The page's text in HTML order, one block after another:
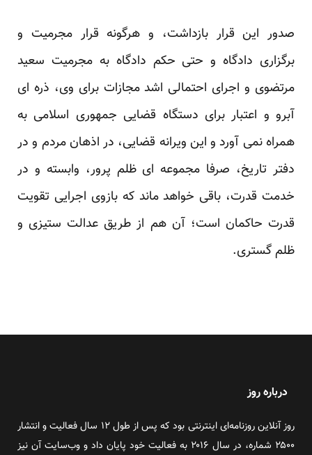
صدور این قرار بازداشت، و هرگونه قرار مجرمیت و
برگزاری دادگاه و حتی حکم دادگاه به مجرمیت سعید
مرتضوی و اجرای احتمالی اشد مجازات برای وی، ذره ای
آبرو و اعتبار برای دستگاه قضایی جمهوری اسلامی به
همراه نمی آورد و این ویرانه قضایی، در اذهان مردم و در
دفتر تاریخ، صرفا مجموعه ای ظلم پرور، وابسته و در
خدمت قدرت، باقی خواهد ماند که بازوی اجرایی تقویت
قدرت حاکمان است؛ آن هم از طریق عدالت ستیزی و
ظلم گستری.
درباره روز
روز آنلاین روزنامه‌ای اینترنتی بود که پس از طول ۱۲ سال فعالیت و انتشار
۲۵۰۰ شماره، در سال ۲۰۱۶ به فعالیت خود پایان داد و وب‌سایت آن نیز